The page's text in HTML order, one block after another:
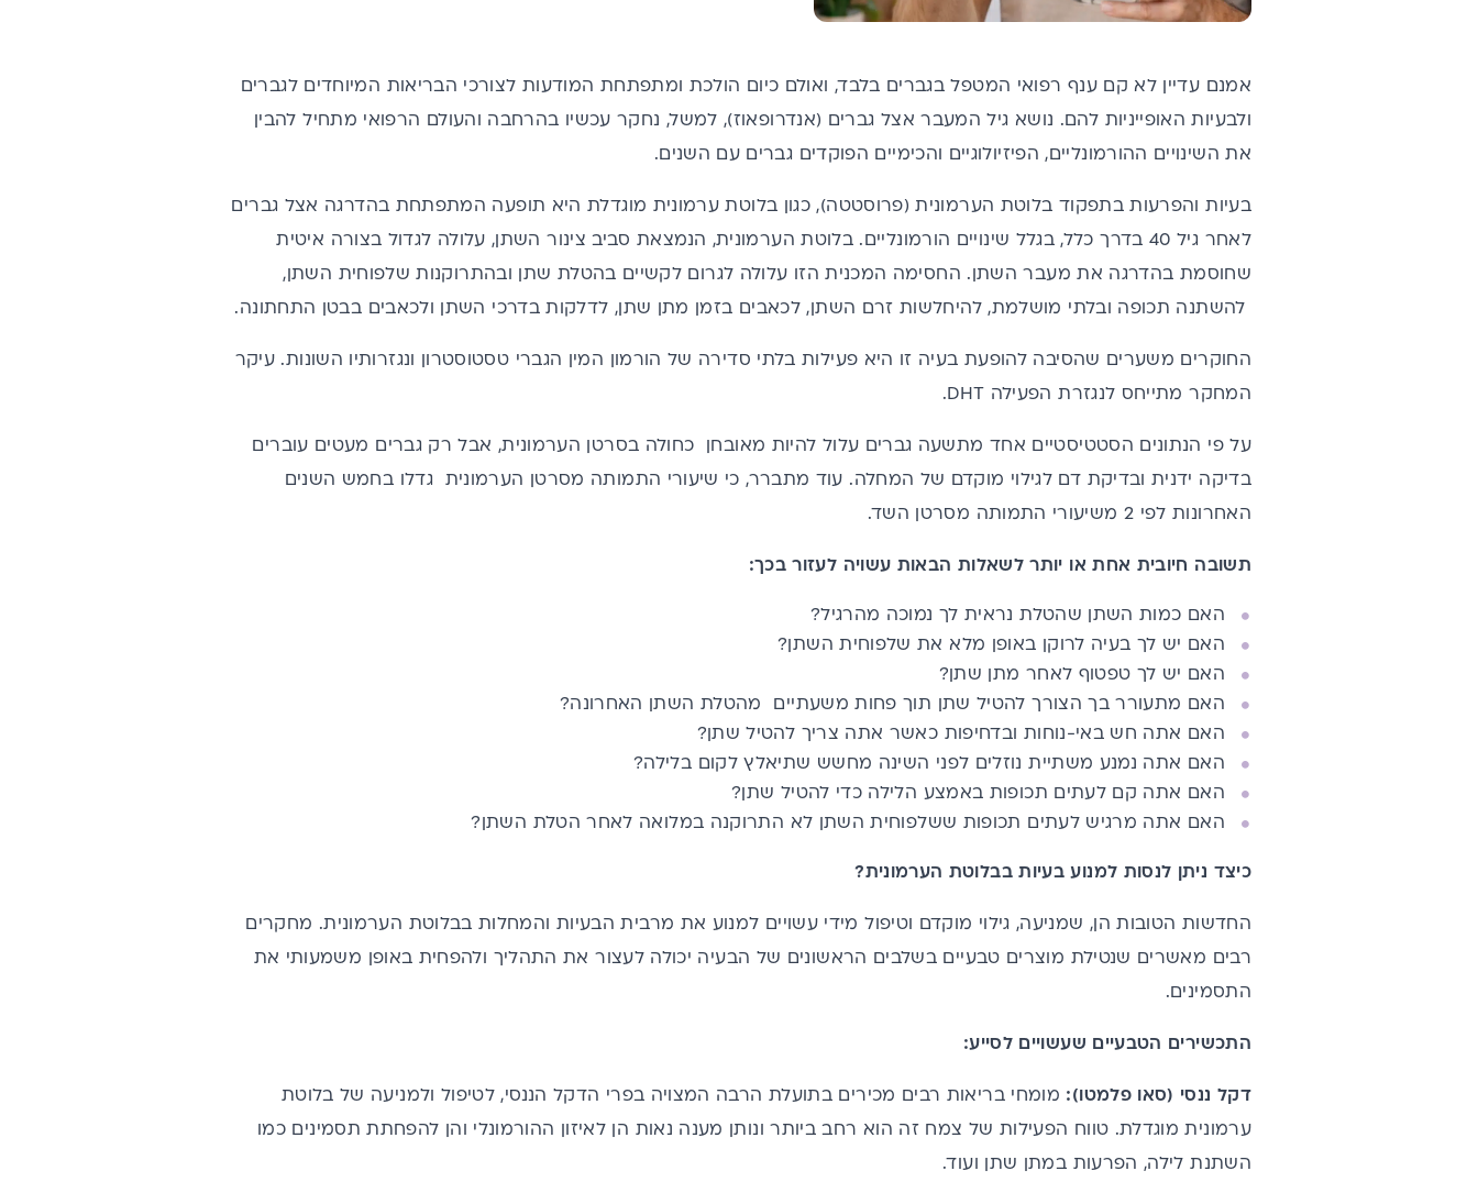
אמנם עדיין לא קם ענף רפואי המטפל בגברים בלבד, ואולם כיום הולכת ומתפתחת המודעות לצורכי הבריאות המיוחדים לגברים
ולבעיות האופייניות להם. נושא גיל המעבר אצל גברים (אנדרופאוז), למשל, נחקר עכשיו בהרחבה והעולם הרפואי מתחיל להבין
את השינויים ההורמונליים, הפיזיולוגיים והכימיים הפוקדים גברים עם השנים.
בעיות והפרעות בתפקוד בלוטת הערמונית (פרוסטטה), כגון בלוטת ערמונית מוגדלת היא תופעה המתפתחת בהדרגה אצל גברים
לאחר גיל 40 בדרך כלל, בגלל שינויים הורמונליים. בלוטת הערמונית, הנמצאת סביב צינור השתן, עלולה לגדול בצורה איטית
שחוסמת בהדרגה את מעבר השתן. החסימה המכנית הזו עלולה לגרום לקשיים בהטלת שתן ובהתרוקנות שלפוחית השתן,
להשתנה תכופה ובלתי מושלמת, להיחלשות זרם השתן, לכאבים בזמן מתן שתן, לדלקות בדרכי השתן ולכאבים בבטן התחתונה.
החוקרים משערים שהסיבה להופעת בעיה זו היא פעילות בלתי סדירה של הורמון המין הגברי טסטוסטרון ונגזרותיו השונות. עיקר
המחקר מתייחס לנגזרת הפעילה DHT.
על פי הנתונים הסטטיסטיים אחד מתשעה גברים עלול להיות מאובחן כחולה בסרטן הערמונית, אבל רק גברים מעטים עוברים
בדיקה ידנית ובדיקת דם לגילוי מוקדם של המחלה. עוד מתברר, כי שיעורי התמותה מסרטן הערמונית גדלו בחמש השנים
האחרונות לפי 2 משיעורי התמותה מסרטן השד.
תשובה חיובית אחת או יותר לשאלות הבאות עשויה לעזור בכך:
האם כמות השתן שהטלת נראית לך נמוכה מהרגיל?
האם יש לך בעיה לרוקן באופן מלא את שלפוחית השתן?
האם יש לך טפטוף לאחר מתן שתן?
האם מתעורר בך הצורך להטיל שתן תוך פחות משעתיים מהטלת השתן האחרונה?
האם אתה חש באי-נוחות ובדחיפות כאשר אתה צריך להטיל שתן?
האם אתה נמנע משתיית נוזלים לפני השינה מחשש שתיאלץ לקום בלילה?
האם אתה קם לעתים תכופות באמצע הלילה כדי להטיל שתן?
האם אתה מרגיש לעתים תכופות ששלפוחית השתן לא התרוקנה במלואה לאחר הטלת השתן?
כיצד ניתן לנסות למנוע בעיות בבלוטת הערמונית?
החדשות הטובות הן, שמניעה, גילוי מוקדם וטיפול מידי עשויים למנוע את מרבית הבעיות והמחלות בבלוטת הערמונית. מחקרים
רבים מאשרים שנטילת מוצרים טבעיים בשלבים הראשונים של הבעיה יכולה לעצור את התהליך ולהפחית באופן משמעותי את
התסמינים.
התכשירים הטבעיים שעשויים לסייע:
דקל ננסי (סאו פלמטו): מומחי בריאות רבים מכירים בתועלת הרבה המצויה בפרי הדקל הננסי, לטיפול ולמניעה של בלוטת
ערמונית מוגדלת. טווח הפעילות של צמח זה הוא רחב ביותר ונותן מענה נאות הן לאיזון ההורמונלי והן להפחתת תסמינים כמו
השתנת לילה, הפרעות במתן שתן ועוד.